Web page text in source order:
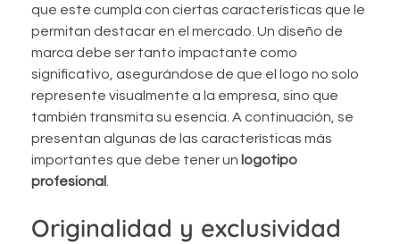
que este cumpla con ciertas características que le
permitan destacar en el mercado. Un diseño de
marca debe ser tanto impactante como
significativo, asegurándose de que el logo no solo
represente visualmente a la empresa, sino que
también transmita su esencia. A continuación, se
presentan algunas de las características más
importantes que debe tener un logotipo
profesional
Originalidad y exclusividad